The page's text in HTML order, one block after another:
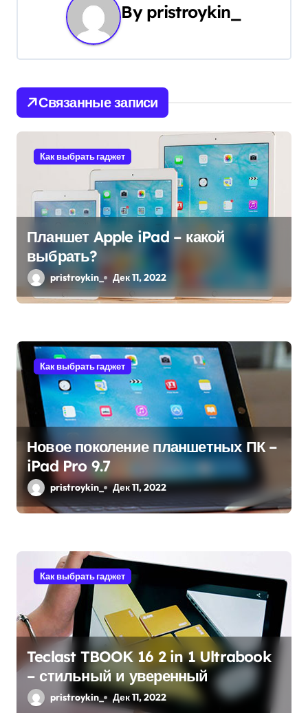
ц
и
я
п
и
я
м
By pristroykin_
Связанные записи
Как выбрать гаджет
Планшет Apple iPad – какой
выбрать?
pristroykin_ Дек 11, 2022
Как выбрать гаджет
Новое поколение планшетных ПК –
iPad Pro 9.7
pristroykin_ Дек 11, 2022
Как выбрать гаджет
Teclast TBOOK 16 2 in 1 Ultrabook
– стильный и уверенный
pristroykin_ Дек 11, 2022